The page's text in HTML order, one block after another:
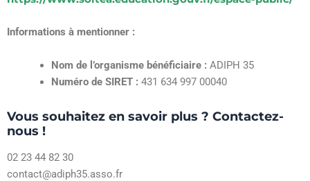
Informations à mentionner :
Nom de l’organisme bénéficiaire : ADIPH 35
Numéro de SIRET : 431 634 997 00040
Vous souhaitez en savoir plus ? Contactez-
nous !
02 23 44 82 30
contact@adiph35.asso.fr